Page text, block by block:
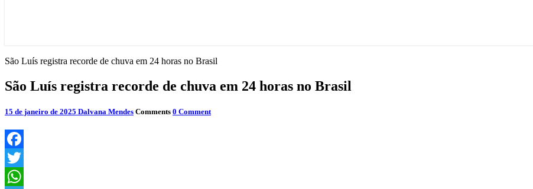
São Luís registra recorde de chuva em 24 horas no Brasil
São Luís registra recorde de chuva em 24 horas no Brasil
15 de janeiro de 2025 Dalvana Mendes Comments 0 Comment
Facebook
Twitter